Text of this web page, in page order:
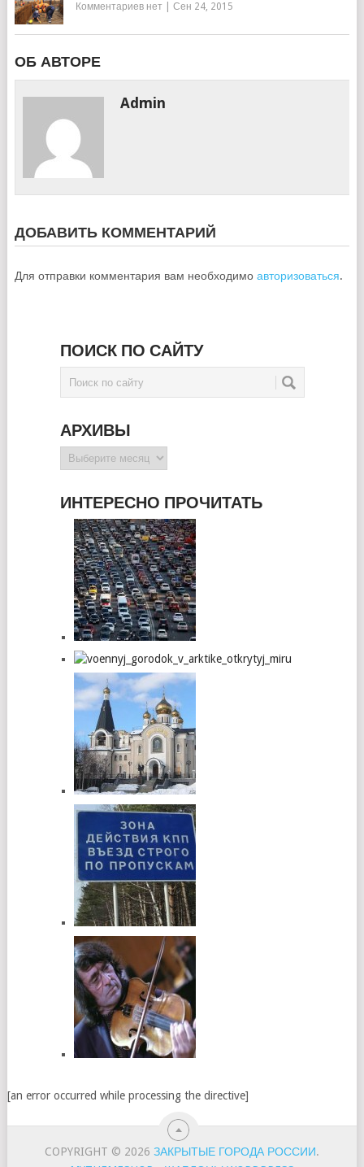
Комментариев нет Сен 24, 2015
ОБ АВТОРЕ
Admin
ДОБАВИТЬ КОММЕНТАРИЙ
Для отправки комментария вам необходимо авторизоваться.
ПОИСК ПО САЙТУ
АРХИВЫ
Архивы
ИНТЕРЕСНО ПРОЧИТАТЬ
[an error occurred while processing the directive]
COPYRIGHT © 2026ЗАКРЫТЫЕ ГОРОДА РОССИИ.